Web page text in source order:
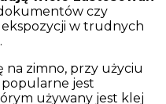
czy
w trudnych
na zimno, przy użyciu
jest
używany jest klej